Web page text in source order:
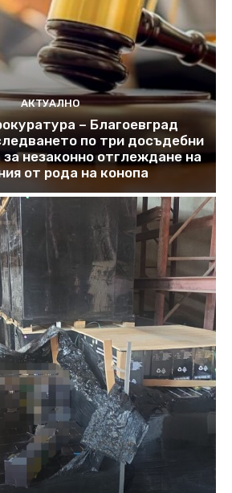
АКТУАЛНО
– Благоевград
по три досъдебни
незаконно отглеждане на
от рода на конопа